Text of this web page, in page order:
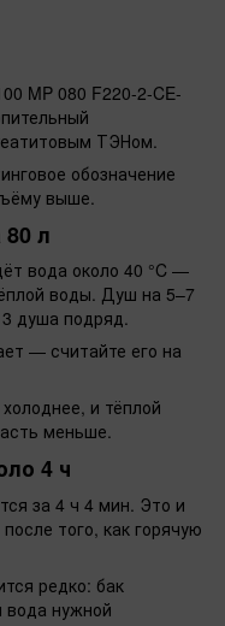
MP 080 F220-2-CE-
ТЭНом.
обозначение
выше.
л
вода около 40 °C —
воды. Душ на 5–7
душа подряд.
— считайте его на
и тёплой
меньше.
4 ч
за 4 ч 4 мин. Это и
того, как горячую
редко: бак
вода нужной